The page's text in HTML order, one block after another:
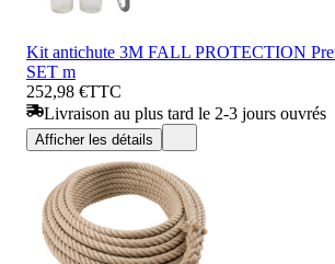
Kit antichute 3M FALL PROTECTION
SET m
252,98 €TTC
Livraison au plus tard le 2-3 jours ouvrés
Afficher les détails